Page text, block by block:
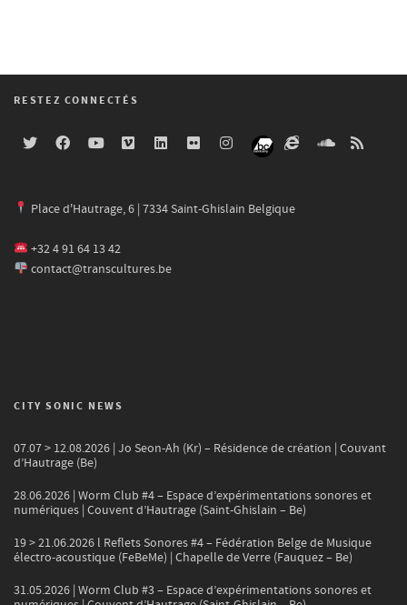
RESTEZ CONNECTÉS
Place d'Hautrage, 6 | 7334 Saint-Ghislain Belgique
+32 4 91 64 13 42
contact@transcultures.be
CITY SONIC NEWS
07.07 > 12.08.2026 | Jo Seon-Ah (Kr) – Résidence de création | Couvant
d’Hautrage (Be)
28.06.2026 | Worm Club #4 – Espace d’expérimentations sonores et
numériques | Couvent d’Hautrage (Saint-Ghislain – Be)
19 > 21.06.2026 l Reflets Sonores #4 – Fédération Belge de Musique
électro-acoustique (FeBeMe) | Chapelle de Verre (Fauquez – Be)
31.05.2026 | Worm Club #3 – Espace d’expérimentations sonores et